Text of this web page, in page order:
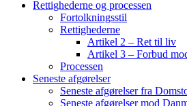
Rettighederne og processen
Fortolkningsstil
Rettighederne
Artikel 2 – Ret til liv
Artikel 3 – Forbud
Processen
Seneste afgørelser
Seneste afgørelser fra
Seneste afgørelser mod